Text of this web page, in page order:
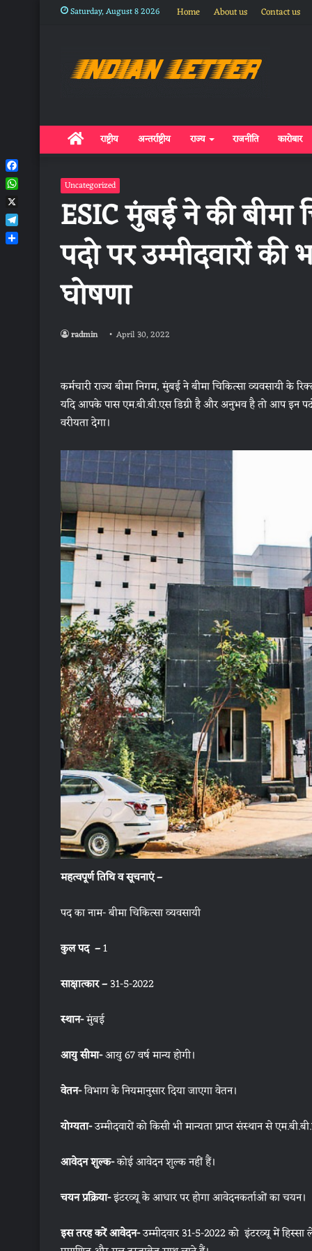
Saturday, August 8 2026 Home About us Contact us
Homeराष्ट्रीय अन्तर्राष्ट्रीय राज्य राजनीति कारोबार
Uncategorized
ESIC मुंबई ने की बीमा
पदो पर उम्मीदवारों
घोषणा
radmin April 30, 2022
कर्मचारी राज्य बीमा निगम, मुंबई ने बीमा चिकित्सा व्यवसायी के
यदि आपके पास एम.बी.बी.एस डिग्री है और अनुभव है तो आप इन
वरीयता देगा।
महत्वपूर्ण तिथि व सूचनाएं –
पद का नाम- बीमा चिकित्सा व्यवसायी
कुल पद –1
साक्षात्कार –31-5-2022
स्थान-मुंबई
आयु सीमा-आयु 67 वर्ष मान्य होगी।
वेतन-विभाग के नियमानुसार दिया जाएगा वेतन।
योग्यता-उम्मीदवारों को किसी भी मान्यता प्राप्त संस्थान से
आवेदन शुल्क-कोई आवेदन शुल्क नहीं हैं।
चयन प्रक्रिया-इंटरव्यू के आधार पर होगा आवेदनकर्ताओं का चयन।
इस तरह करें आवेदन-उम्मीदवार 31-5-2022 को इंटरव्यू में
Facebook
WhatsApp
X
Telegram